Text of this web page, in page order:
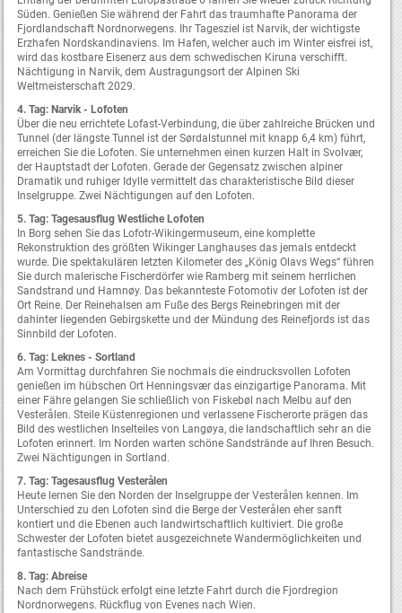
Süden. Genießen Sie während der Fahrt das traumhafte Panorama der
Fjordlandschaft Nordnorwegens. Ihr Tagesziel ist Narvik, der wichtigste
Erzhafen Nordskandinaviens. Im Hafen, welcher auch im Winter eisfrei ist,
wird das kostbare Eisenerz aus dem schwedischen Kiruna verschifft.
Nächtigung in Narvik, dem Austragungsort der Alpinen Ski
Weltmeisterschaft 2029.
4. Tag: Narvik - Lofoten
Über die neu errichtete Lofast-Verbindung, die über zahlreiche Brücken und
Tunnel (der längste Tunnel ist der Sørdalstunnel mit knapp 6,4 km) führt,
erreichen Sie die Lofoten. Sie unternehmen einen kurzen Halt in Svolvær,
der Hauptstadt der Lofoten. Gerade der Gegensatz zwischen alpiner
Dramatik und ruhiger Idylle vermittelt das charakteristische Bild dieser
Inselgruppe. Zwei Nächtigungen auf den Lofoten.
5. Tag: Tagesausflug Westliche Lofoten
In Borg sehen Sie das Lofotr-Wikingermuseum, eine komplette
Rekonstruktion des größten Wikinger Langhauses das jemals entdeckt
wurde. Die spektakulären letzten Kilometer des „König Olavs Wegs“ führen
Sie durch malerische Fischerdörfer wie Ramberg mit seinem herrlichen
Sandstrand und Hamnøy. Das bekannteste Fotomotiv der Lofoten ist der
Ort Reine. Der Reinehalsen am Fuße des Bergs Reinebringen mit der
dahinter liegenden Gebirgskette und der Mündung des Reinefjords ist das
Sinnbild der Lofoten.
6. Tag: Leknes - Sortland
Am Vormittag durchfahren Sie nochmals die eindrucksvollen Lofoten
genießen im hübschen Ort Henningsvær das einzigartige Panorama. Mit
einer Fähre gelangen Sie schließlich von Fiskebøl nach Melbu auf den
Vesterålen. Steile Küstenregionen und verlassene Fischerorte prägen das
Bild des westlichen Inselteiles von Langøya, die landschaftlich sehr an die
Lofoten erinnert. Im Norden warten schöne Sandstrände auf Ihren Besuch.
Zwei Nächtigungen in Sortland.
7. Tag: Tagesausflug Vesterålen
Heute lernen Sie den Norden der Inselgruppe der Vesterålen kennen. Im
Unterschied zu den Lofoten sind die Berge der Vesterålen eher sanft
kontiert und die Ebenen auch landwirtschaftlich kultiviert. Die große
Schwester der Lofoten bietet ausgezeichnete Wandermöglichkeiten und
fantastische Sandstrände.
8. Tag: Abreise
Nach dem Frühstück erfolgt eine letzte Fahrt durch die Fjordregion
Nordnorwegens. Rückflug von Evenes nach Wien.